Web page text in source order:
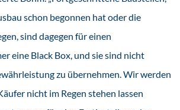
schon begonnen hat oder die
sind dagegen für einen
eine Black Box, und sie sind nicht
zu übernehmen. Wir werden
nicht im Regen stehen lassen